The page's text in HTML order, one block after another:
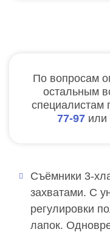
По вопросам
остальным
специалистам
77-97 или
Съёмники 3-
захватами. С
регулировки
лапок.